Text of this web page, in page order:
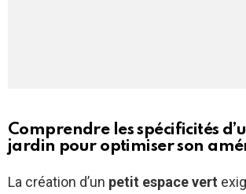
Comprendre les spécificités
jardin pour optimiser son
La création d’un petit espace vert